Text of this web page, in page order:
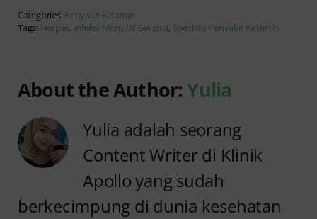
Categories: Penyakit Kelamin
Tags: Herpes, Infeksi Menular Seksual, Spesialis Penyakit Kelamin
About the Author:Yulia
Yulia adalah seorang
Content Writer di Klinik
Apollo yang sudah
berkecimpung di dunia kesehatan